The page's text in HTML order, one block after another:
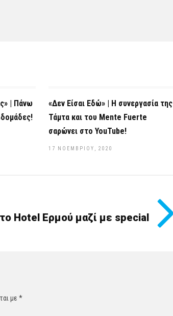
| Πάνω
«Δεν Είσαι Εδώ» | Η συνεργασία της
Τάμτα και του Mente Fuerte
σαρώνει στο YouTube!
17 ΝΟΕΜΒΡΊΟΥ, 2020
Hotel Ερμού μαζί με special
με *